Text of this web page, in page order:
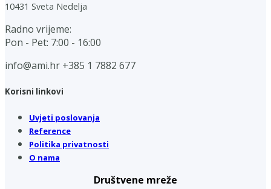
10431 Sveta Nedelja
Radno vrijeme:
Pon - Pet: 7:00 - 16:00
info@ami.hr +385 1 7882 677
Korisni linkovi
Uvjeti poslovanja
Reference
Politika privatnosti
O nama
Društvene mreže